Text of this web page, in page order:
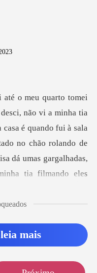
casa é quando fui à sala
no chão rolando de
mais